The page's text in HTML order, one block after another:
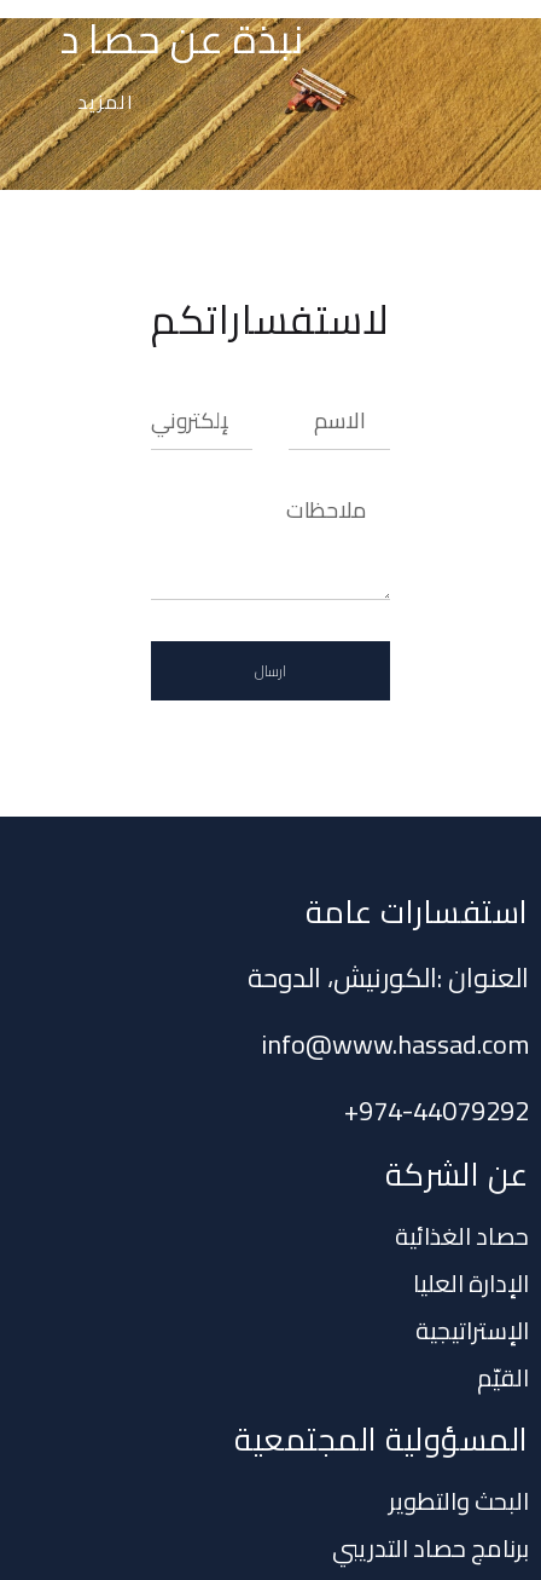
نبذة عنحصا د
المزيد
لاستفساراتكم
استفسارات عامة
العنوان :الكورنيش، الدوحة
info@www.hassad.com
974-44079292
+
عن الشركة
حصاد الغذائية
الإدارة العليا
الإستراتيجية
القيّم
المسؤولية المجتمعية
البحث والتطوير
برنامج حصاد التدريبي